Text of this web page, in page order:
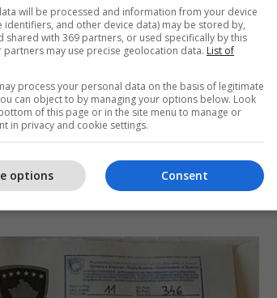
mund të ushtrojë ankesë në
për regjistrimin e bizneseve
will be processed and information from your device
identifiers, and other device data) may be stored by,
shared with 369 partners, or used specifically by this
partners may use precise geolocation data. List of
process your personal data on the basis of legitimate
can object to by managing your options below. Look
of this page or in the site menu to manage or
in privacy and cookie settings.
Consent
options